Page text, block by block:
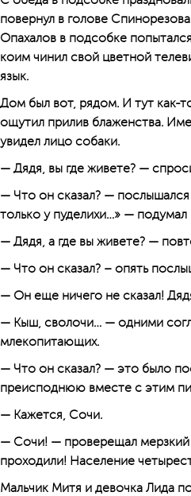
повернул в голове
Опахалов в подсобке
коим чинил свой цветной
язык.
Дом был вот, рядом. И тут как-
ощутил прилив блаженства.
увидел лицо собаки.
— Дядя, вы где живете? —
— Что он сказал? —
только у пуделихи…» —
— Дядя, а где вы живете? —
— Что он сказал? – опять
— Он еще ничего не сказал!
— Кыш, сволочи… — одними
млекопитающих.
— Что он сказал? — это было
преисподнюю вместе с этим
— Кажется, Сочи.
— Сочи! — проверещал
проходили! Население
Мальчик Митя и девочка Лида